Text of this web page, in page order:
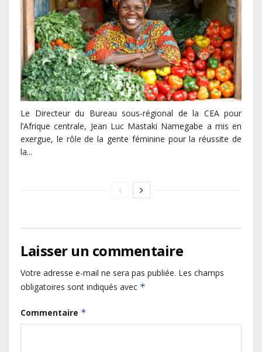
Le Directeur du Bureau sous-régional de la CEA pour
l’Afrique centrale, Jean Luc Mastaki Namegabe a mis en
exergue, le rôle de la gente féminine pour la réussite de
la...
Laisser un commentaire
Votre adresse e-mail ne sera pas publiée. Les champs
obligatoires sont indiqués avec *
Commentaire *